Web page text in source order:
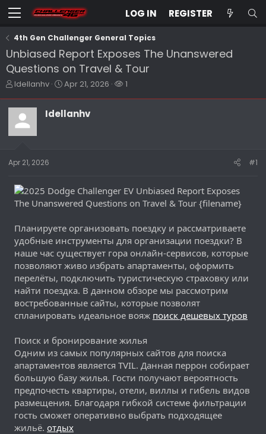
LOG IN REGISTER
4th Gen Challenger General Topics
Unbiased Report Exposes The Unanswered
Questions on Travel & Tour
T
r
a
d
t
a
t
e
Idellanhv
S
r
Apr 21, 2026
W1
Idellanhv
Apr 21, 2026 #1
Планируете организовать поездку и рассматриваете
удобные инструменты для организации поездки? В
наше час существует гора онлайн-сервисов, которые
позволяют живо избрать апартаменты, оформить
перелёты, подключить туристическую страховку или
найти поездка. В данном обзоре мы рассмотрим
востребованные сайты, которые позволят
спланировать идеальное вояж поиск дешевых туров
Поиск и бронирование жилья
Одним из самых популярных сайтов для поиска
апартаментов является TVIL. Данная перрон собирает
большую базу жилья. Гости получают вероятность
предпочесть квартиры, отели, виллы и гибель видов
размещения. Благодаря гибкой системе фильтрации
гость сможет оперативно выбрать подходящее
жильё. отдых